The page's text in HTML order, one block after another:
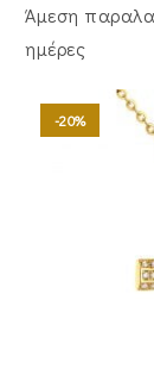
Άμεση
ημέρες
-20%